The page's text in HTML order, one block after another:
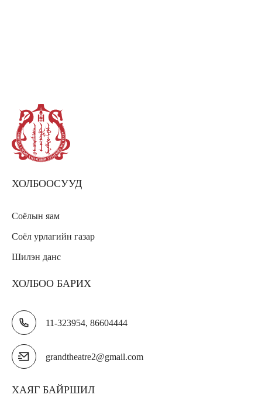
ХОЛБООСУУД
Соёлын яам
Соёл урлагийн газар
Шилэн данс
ХОЛБОО БАРИХ
11-323954, 86604444
grandtheatre2@gmail.com
ХАЯГ БАЙРШИЛ